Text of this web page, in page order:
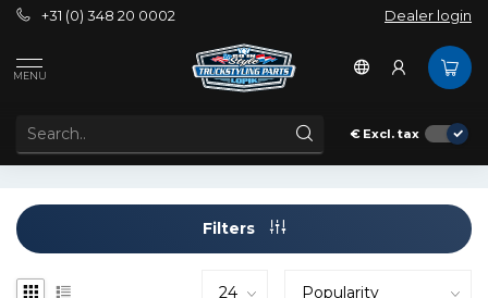
+31 (0) 348 20 0002 Dealer login
MENU
€ Excl. tax
Tags
PRODUCTS TAGGED WITH 8 RONDE GATEN
Filters